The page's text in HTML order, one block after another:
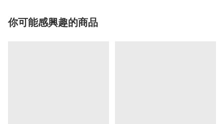
你可能感興趣的商品